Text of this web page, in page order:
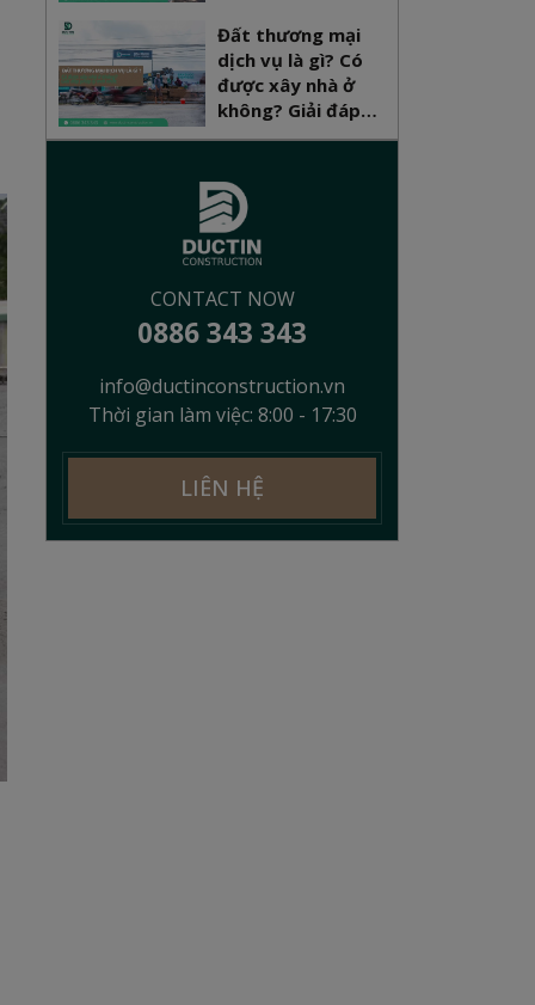
Đất thương mại
dịch vụ là gì? Có
được xây nhà ở
không? Giải đáp
pháp lý mới nhất
CONTACT NOW
0886 343 343
info@ductinconstruction.vn
Thời gian làm việc: 8:00 - 17:30
LIÊN HỆ